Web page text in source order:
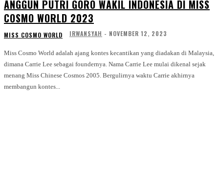
ANGGUN PUTRI GORO WAKIL INDONESIA DI MISS
COSMO WORLD 2023
MISS COSMO WORLD IRWANSYAH - NOVEMBER 12, 2023
Miss Cosmo World adalah ajang kontes kecantikan yang diadakan di Malaysia,
dimana Carrie Lee sebagai foundernya. Nama Carrie Lee mulai dikenal sejak
menang Miss Chinese Cosmos 2005. Bergulirnya waktu Carrie akhirnya
membangun kontes...